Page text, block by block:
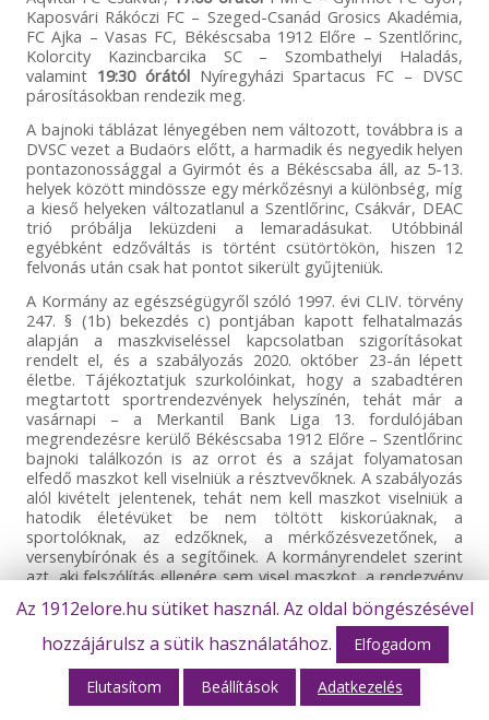
Kaposvári Rákóczi FC – Szeged-Csanád Grosics Akadémia,
FC Ajka – Vasas FC, Békéscsaba 1912 Előre – Szentlőrinc,
Kolorcity Kazincbarcika SC – Szombathelyi Haladás,
valamint 19:30 órátólNyíregyházi Spartacus FC – DVSC
párosításokban rendezik meg.
A bajnoki táblázat lényegében nem változott, továbbra is a
DVSC vezet a Budaörs előtt, a harmadik és negyedik helyen
pontazonossággal a Gyirmót és a Békéscsaba áll, az 5-13.
helyek között mindössze egy mérkőzésnyi a különbség, míg
a kieső helyeken változatlanul a Szentlőrinc, Csákvár, DEAC
trió próbálja leküzdeni a lemaradásukat. Utóbbinál
egyébként edzőváltás is történt csütörtökön, hiszen 12
felvonás után csak hat pontot sikerült gyűjteniük.
A Kormány az egészségügyről szóló 1997. évi CLIV. törvény
247. § (1b) bekezdés c) pontjában kapott felhatalmazás
alapján a maszkviseléssel kapcsolatban szigorításokat
rendelt el, és a szabályozás 2020. október 23-án lépett
életbe. Tájékoztatjuk szurkolóinkat, hogy a szabadtéren
megtartott sportrendezvények helyszínén, tehát már a
vasárnapi – a Merkantil Bank Liga 13. fordulójában
megrendezésre kerülő Békéscsaba 1912 Előre – Szentlőrinc
bajnoki találkozón is az orrot és a szájat folyamatosan
elfedő maszkot kell viselniük a résztvevőknek. A szabályozás
alól kivételt jelentenek, tehát nem kell maszkot viselniük a
hatodik életévüket be nem töltött kiskorúaknak, a
sportolóknak, az edzőknek, a mérkőzésvezetőnek, a
versenybírónak és a segítőinek. A kormányrendelet szerint
azt, aki felszólítás ellenére sem visel maszkot, a rendezvény
drukkereinket, hogy a kormányrendeletben
megfogalmazott szabályozást minden esetben
maradéktalanul tartsák be! Köszönjük a megértést és az
együttműködést!
előrejelzésszerint Békéscsaba térségében kellemes őszi
Az 1912elore.hu sütiket használ. Az oldal böngészésével
hozzájárulsz a sütik használatához.
Elfogadom
Elutasítom Beállítások Adatkezelés